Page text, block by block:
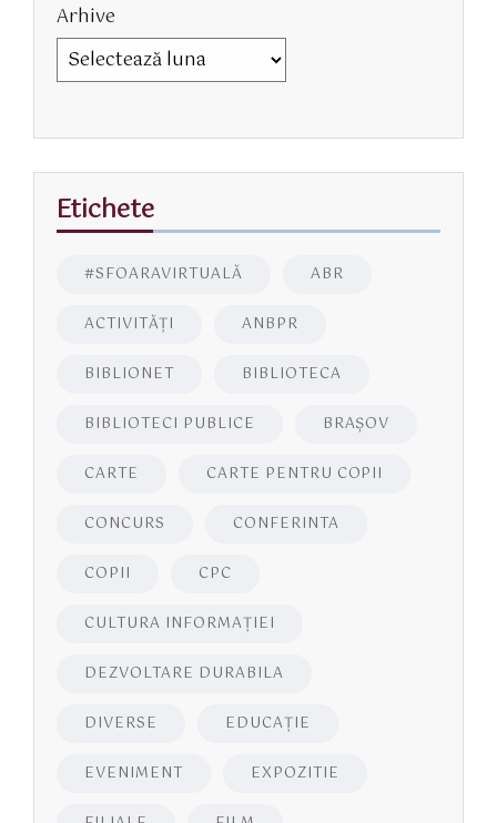
Arhive
Etichete
#SFOARAVIRTUALĂ ABR
ACTIVITĂŢI ANBPR
BIBLIONET BIBLIOTECA
BIBLIOTECI PUBLICE BRAŞOV
CARTE CARTE PENTRU COPII
CONCURS CONFERINTA
COPII CPC
CULTURA INFORMAŢIEI
DEZVOLTARE DURABILA
DIVERSE EDUCAŢIE
EVENIMENT EXPOZITIE